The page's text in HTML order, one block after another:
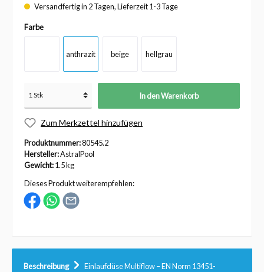
Versandfertig in 2 Tagen, Lieferzeit 1-3 Tage
Farbe
anthrazit beige hellgrau
In den Warenkorb
Zum Merkzettel hinzufügen
Produktnummer:80545.2
Hersteller:AstralPool
Gewicht:1.5 kg
Dieses Produkt weiterempfehlen:
Beschreibung
Einlaufdüse Multiflow – EN Norm 13451-